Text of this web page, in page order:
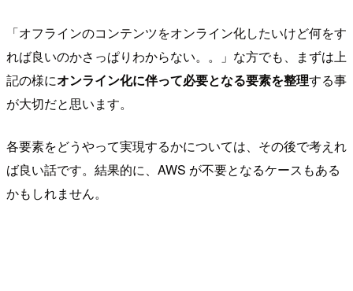
「オフラインのコンテンツをオンライン化したいけど何をす
れば良いのかさっぱりわからない。。」な方でも、まずは上
記の様にオンライン化に伴って必要となる要素を整理する事
が大切だと思います。
各要素をどうやって実現するかについては、その後で考えれ
ば良い話です。結果的に、AWS が不要となるケースもある
かもしれません。